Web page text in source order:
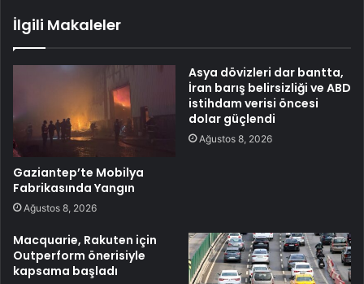
İlgili Makaleler
Gaziantep’te Mobilya
Fabrikasında Yangın
Ağustos 8, 2026
Asya dövizleri dar bantta,
İran barış belirsizliği ve ABD
istihdam verisi öncesi
dolar güçlendi
Ağustos 8, 2026
Macquarie, Rakuten için
Outperform önerisiyle
kapsama başladı